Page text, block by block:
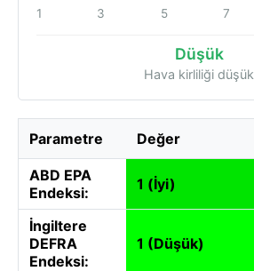
1 3 5 7
Düşük
Hava kirliliği düşük
Parametre Değer
ABD EPA
Endeksi:
1 (İyi)
İngiltere
DEFRA
Endeksi:
1 (Düşük)